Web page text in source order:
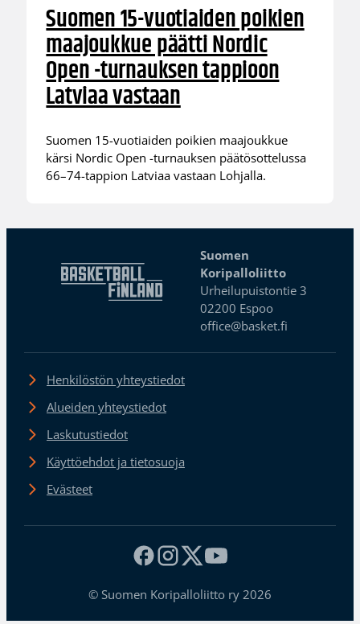
Suomen 15-vuotiaiden poikien
maajoukkue päätti Nordic
Open -turnauksen tappioon
Latviaa vastaan
Suomen 15-vuotiaiden poikien maajoukkue
kärsi Nordic Open -turnauksen päätösottelussa
66–74-tappion Latviaa vastaan Lohjalla.
Suomen
Koripalloliitto
Urheilupuistontie 3
02200 Espoo
office@basket.fi
Henkilöstön yhteystiedot
Alueiden yhteystiedot
Laskutustiedot
Käyttöehdot ja tietosuoja
Evästeet
© Suomen Koripalloliitto ry 2026